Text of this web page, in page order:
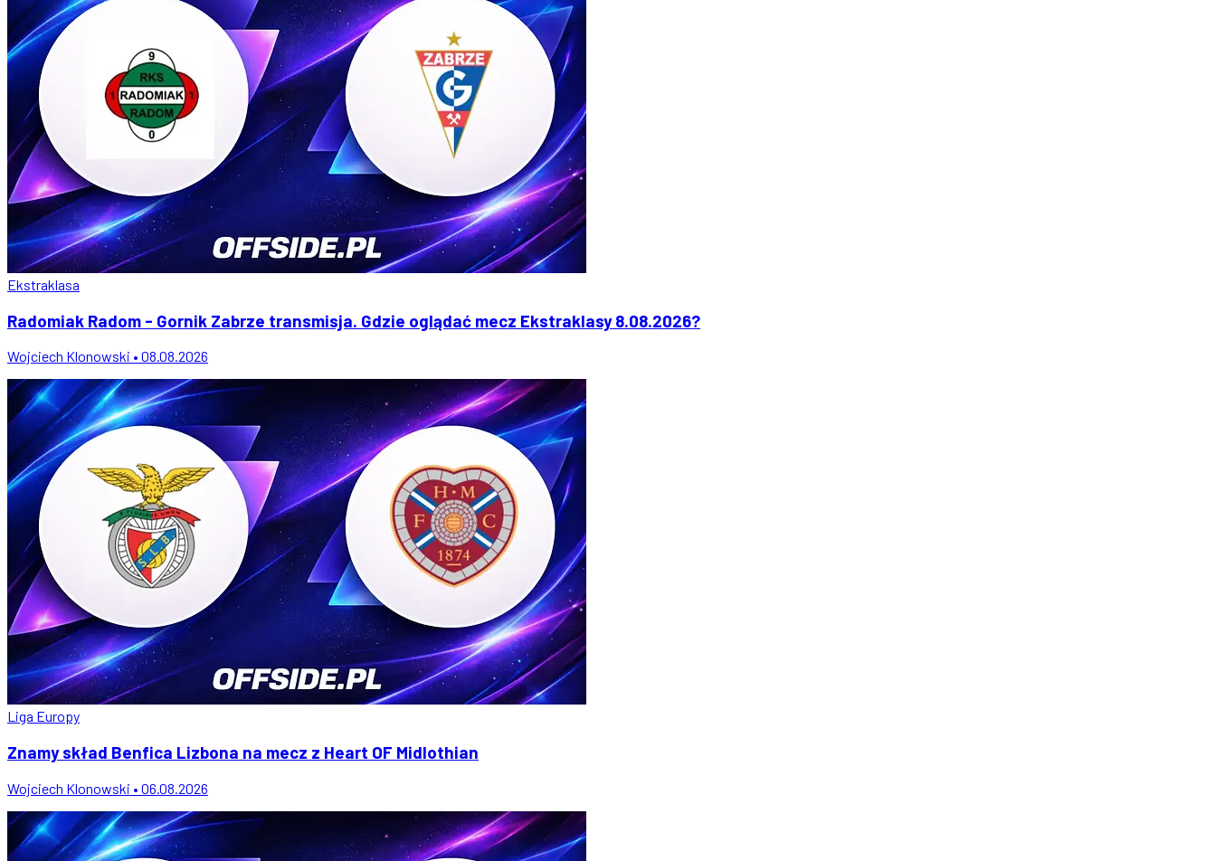
Ekstraklasa
Radomiak Radom - Gornik Zabrze transmisja. Gdzie oglądać mecz Ekstraklasy 8.08.2026?
Wojciech Klonowski • 08.08.2026
Liga Europy
Znamy skład Benfica Lizbona na mecz z Heart OF Midlothian
Wojciech Klonowski • 06.08.2026